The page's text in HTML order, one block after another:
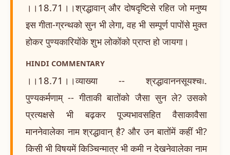
।।18.71।।श्रद्धावान् और दोषदृष्टिसे रहित जो मनुष्य
इस गीता-ग्रन्थको सुन भी लेगा, वह भी सम्पूर्ण पापोंसे मुक्त
होकर पुण्यकारियोंके शुभ लोकोंको प्राप्त हो जायगा।
HINDI COMMENTARY
।।18.71।।व्याख्या -- श्रद्धावाननसूयश्च৷৷.
पुण्यकर्मणाम् -- गीताकी बातोंको जैसा सुन ले? उसको
प्रत्यक्षसे भी बढ़कर पूज्यभावसहित वैसाकावैसा
माननेवालेका नाम श्रद्धावान् है? और उन बातोंमें कहीं भी?
किसी भी विषयमें किञ्चिन्मात्र भी कमी न देखनेवालेका नाम